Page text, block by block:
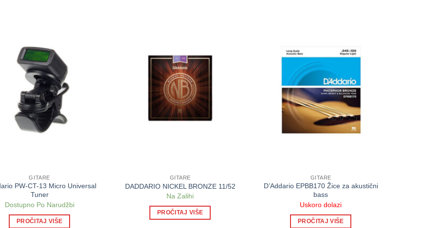
GITARE
PW-CT-13 Micro Universal
Tuner
Dostupno Po Narudžbi
PROČITAJ VIŠE
GITARE
DADDARIO NICKEL BRONZE 11/52
Na Zalihi
PROČITAJ VIŠE
GITARE
D’Addario EPBB170 Žice za akustični
bass
Uskoro dolazi
PROČITAJ VIŠE